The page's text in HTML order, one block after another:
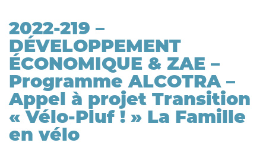
2022-219 –
DÉVELOPPEMENT
ÉCONOMIQUE & ZAE –
Programme ALCOTRA –
Appel à projet Transition
« Vélo-Pluf ! » La Famille
en vélo